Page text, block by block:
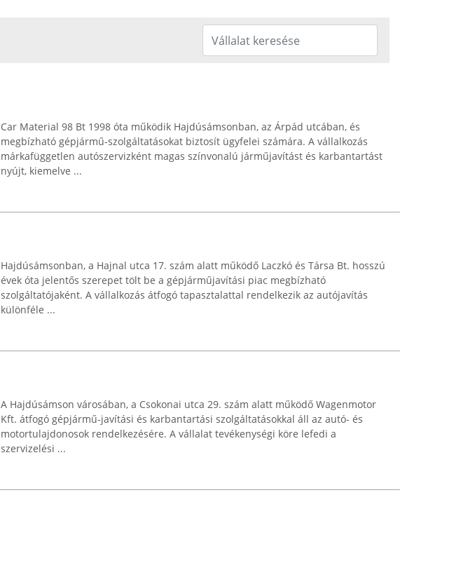
Car Material 98 Bt 1998 óta működik Hajdúsámsonban, az Árpád utcában, és
megbízható gépjármű-szolgáltatásokat biztosít ügyfelei számára. A vállalkozás
márkafüggetlen autószervizként magas színvonalú járműjavítást és karbantartást
nyújt, kiemelve ...
Hajdúsámsonban, a Hajnal utca 17. szám alatt működő Laczkó és Társa Bt. hosszú
évek óta jelentős szerepet tölt be a gépjárműjavítási piac megbízható
szolgáltatójaként. A vállalkozás átfogó tapasztalattal rendelkezik az autójavítás
különféle ...
A Hajdúsámson városában, a Csokonai utca 29. szám alatt működő Wagenmotor
Kft. átfogó gépjármű-javítási és karbantartási szolgáltatásokkal áll az autó- és
motortulajdonosok rendelkezésére. A vállalat tevékenységi köre lefedi a
szervizelési ...